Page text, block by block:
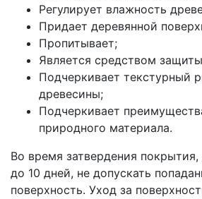
Регулирует влажность
Придает деревянной
Пропитывает;
Является средством
Подчеркивает текстурный
древесины;
Подчеркивает
природного материала.
Во время затвердения
до 10 дней, не допускать
поверхность. Уход за